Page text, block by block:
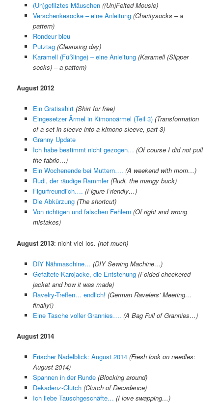
(Un)gefilztes Mäuschen ((Un)Felted Mousie)
Verschenkesocke – eine Anleitung (Charitysocks – a
pattern)
Rondeur bleu
Putztag (Cleansing day)
Karamell (Füßlinge) – eine Anleitung (Karamell (Slipper
socks) – a pattern)
August 2012
Ein Gratisshirt (Shirt for free)
Eingesetzer Ärmel in Kimonoärmel (Teil 3) (Transformation
of a set-in sleeve into a kimono sleeve, part 3)
Granny Update
Ich habe bestimmt nicht gezogen… (Of course I did not pull
the fabric…)
Ein Wochenende bei Muttern…. (A weekend with mom…)
Rudi, der räudige Rammler (Rudi, the mangy buck)
Figurfreundlich…. (Figure Friendly…)
Die Abkürzung (The shortcut)
Von richtigen und falschen Fehlern (Of right and wrong
mistakes)
August 2013: nicht viel los.(not much)
DIY Nähmaschine… (DIY Sewing Machine…)
Gefaltete Karojacke, die Entstehung (Folded checkered
jacket and how it was made)
Ravelry-Treffen… endlich! (German Ravelers’ Meeting…
finally!)
Eine Tasche voller Grannies…. (A Bag Full of Grannies…)
August 2014
Frischer Nadelblick: August 2014 (Fresh look on needles:
August 2014)
Spannen in der Runde (Blocking around)
Dekadenz-Clutch (Clutch of Decadence)
Ich liebe Tauschgeschäfte… (I love swapping…)